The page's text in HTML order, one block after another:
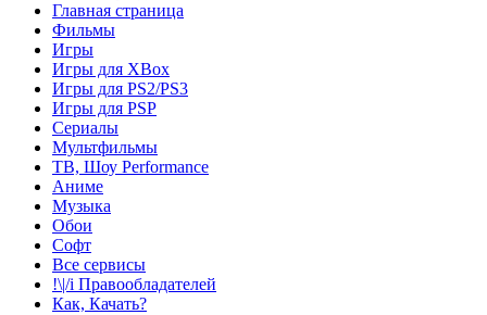
Главная страница
Фильмы
Игры
Игры для XBox
Игры для PS2/PS3
Игры для PSP
Сериалы
Мультфильмы
ТВ, Шоу Performance
Аниме
Музыка
Обои
Софт
Все сервисы
!\|/i Правообладателей
Как, Качать?